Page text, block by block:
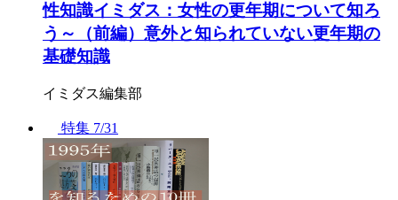
性知識イミダス：女性の更年期について知ろ
う～（前編）意外と知られていない更年期の
基礎知識
イミダス編集部
特集 7/31